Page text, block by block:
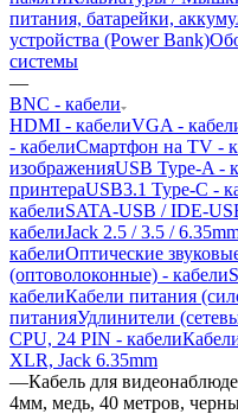
питания, батарейки,
устройства (Power Bank)
системы
—
BNC - кабели
HDMI - кабелиVGA -
- кабелиСмартфон на TV -
изображенияUSB Type-A -
принтераUSB3.1 Type-C -
кабелиSATA-USB / IDE-
кабелиJack 2.5 / 3.5 /
кабелиОптические
(оптоволоконные) - кабели
кабелиКабели питания
питанияУдлинители
CPU, 24 PIN - кабели
XLR, Jack 6.35mm
—Кабель для
4мм, медь, 40 метров,